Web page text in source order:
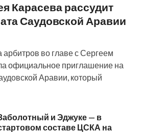
Карасева рассудит
Саудовской Аравии
арбитров во главе с Сергеем
официальное приглашение на
Аравии, который
и Эджуке — в
составе ЦСКА на